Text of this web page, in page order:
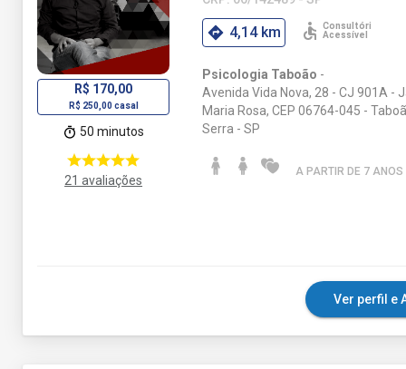
R$ 170,00
R$ 250,00 casal
50 minutos
21 avaliações
4,14 km
Psicologia Taboão -
Avenida Vida Nova, 28 - CJ 901A -
Maria Rosa, CEP 06764-045 -
Serra - SP
A PARTIR DE 7 ANOS
Ver perfil e